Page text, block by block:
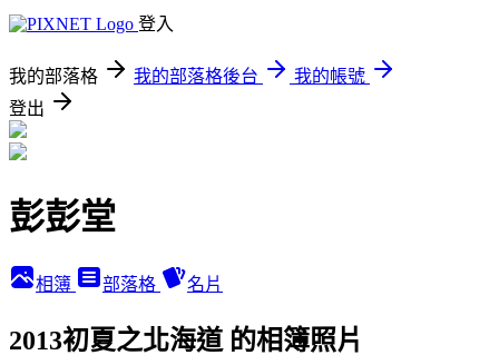
登入
我的部落格 我的部落格後台
我的帳號
登出
彭彭堂
相簿 部落格 名片
2013初夏之北海道 的相簿照片